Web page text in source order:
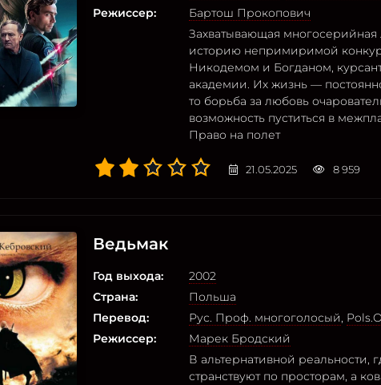
Режиссер:
Бартош Прокопович
Захватывающая многосерийная
историю непримиримой
Никодемом и Богданом,
академии. Их жизнь —
то борьба за любовь
возможность пуститься в
Право на полет
21.05.2025 8 959
Ведьмак
Год выхода:
2002
Страна:
Польша
Перевод:
Рус. Проф. многоголосый,
Режиссер:
Марек Бродский
В альтернативной реальности,
странствуют по просторам, а